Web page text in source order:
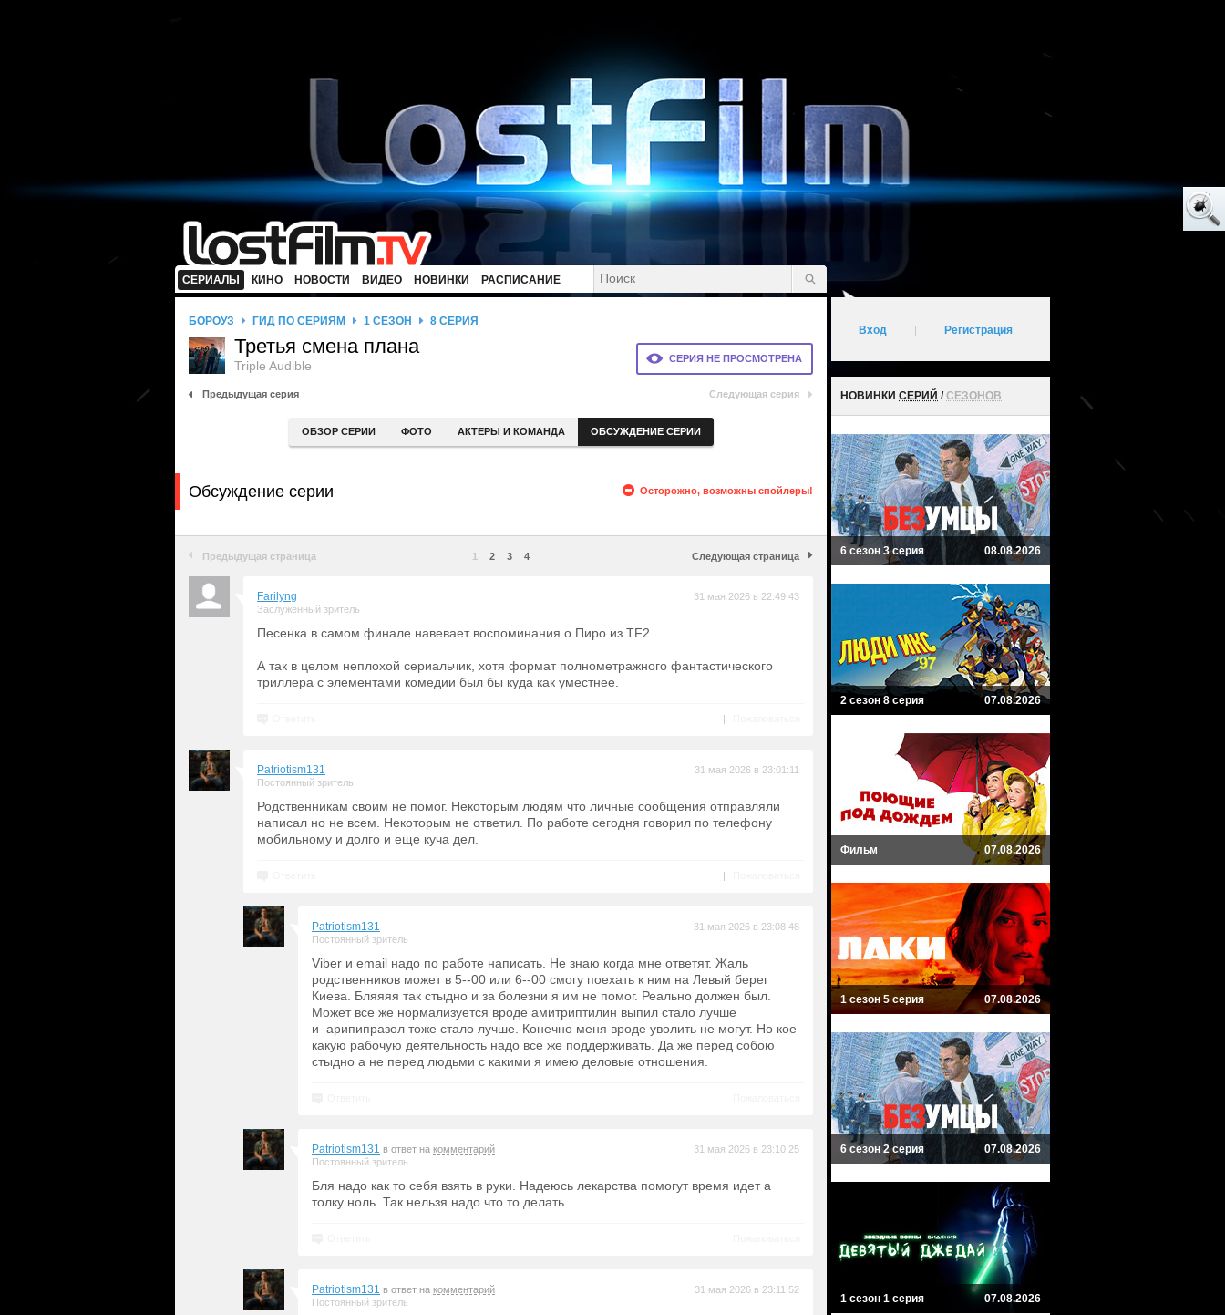
СЕРИАЛЫ КИНО НОВОСТИ ВИДЕО НОВИНКИ РАСПИСАНИЕ
СЕРИЯ НЕ ПРОСМОТРЕНА
БОРОУЗ ГИД ПО СЕРИЯМ 1 СЕЗОН 8 СЕРИЯ
Третья смена плана
Triple Audible
Предыдущая серия Следующая серия
ОБЗОР СЕРИИ ФОТО АКТЕРЫ И КОМАНДА ОБСУЖДЕНИЕ СЕРИИ
Осторожно, возможны спойлеры!
Обсуждение серии
Предыдущая страница 1 2 3 4 Следующая страница
Farilyng
Заслуженный зритель
31 мая 2026 в 22:49:43
Песенка в самом финале навевает воспоминания о Пиро из TF2.
А так в целом неплохой сериальчик, хотя формат полнометражного фантастического
триллера с элементами комедии был бы куда как уместнее.
|
Patriotism131
Постоянный зритель
31 мая 2026 в 23:01:11
Родственникам своим не помог. Некоторым людям что личные сообщения отправляли
написал но не всем. Некоторым не ответил. По работе сегодня говорил по телефону
мобильному и долго и еще куча дел.
|
Patriotism131
Постоянный зритель
31 мая 2026 в 23:08:48
Viber и email надо по работе написать. Не знаю когда мне ответят. Жаль
родственников может в 5--00 или 6--00 смогу поехать к ним на Левый берег
Киева. Бляяяя так стыдно и за болезни я им не помог. Реально должен был.
Может все же нормализуется вроде амитриптилин выпил стало лучше
и арипипразол тоже стало лучше. Конечно меня вроде уволить не могут. Но кое
какую рабочую деятельность надо все же поддерживать. Да же перед собою
стыдно а не перед людьми с какими я имею деловые отношения.
Patriotism131 в ответ на комментарий
Постоянный зритель
31 мая 2026 в 23:10:25
Бля надо как то себя взять в руки. Надеюсь лекарства помогут время идет а
толку ноль. Так нельзя надо что то делать.
Patriotism131 в ответ на комментарий
Постоянный зритель
31 мая 2026 в 23:11:52
Вход Регистрация
НОВИНКИ СЕРИЙ /СЕЗОНОВ
6 сезон 3 серия 08.08.2026
2 сезон 8 серия 07.08.2026
Фильм 07.08.2026
1 сезон 5 серия 07.08.2026
6 сезон 2 серия 07.08.2026
1 сезон 1 серия 07.08.2026